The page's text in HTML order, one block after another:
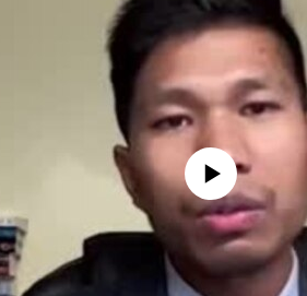
No media source currently